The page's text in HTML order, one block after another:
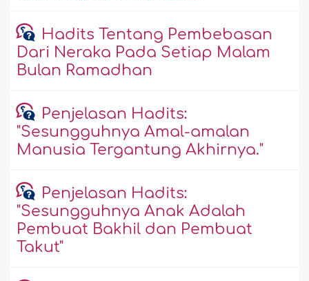
Hadits Tentang Pembebasan
Dari Neraka Pada Setiap Malam
Bulan Ramadhan
Penjelasan Hadits:
"Sesungguhnya Amal-amalan
Manusia Tergantung Akhirnya."
Penjelasan Hadits:
"Sesungguhnya Anak Adalah
Pembuat Bakhil dan Pembuat
Takut"